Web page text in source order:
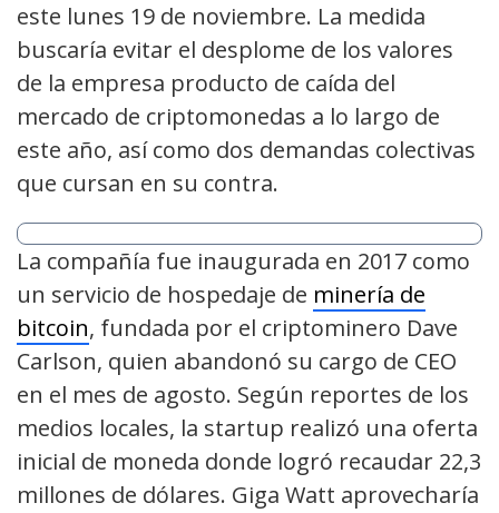
este lunes 19 de noviembre. La medida
buscaría evitar el desplome de los valores
de la empresa producto de caída del
mercado de criptomonedas a lo largo de
este año, así como dos demandas colectivas
que cursan en su contra.
La compañía fue inaugurada en 2017 como
un servicio de hospedaje de minería de
bitcoin, fundada por el criptominero Dave
Carlson, quien abandonó su cargo de CEO
en el mes de agosto. Según reportes de los
medios locales, la startup realizó una oferta
inicial de moneda donde logró recaudar 22,3
millones de dólares. Giga Watt aprovecharía